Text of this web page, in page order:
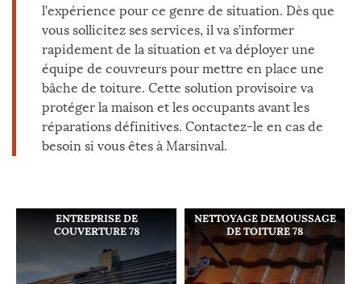
l’expérience pour ce genre de situation. Dès que
vous sollicitez ses services, il va s’informer
rapidement de la situation et va déployer une
équipe de couvreurs pour mettre en place une
bâche de toiture. Cette solution provisoire va
protéger la maison et les occupants avant les
réparations définitives. Contactez-le en cas de
besoin si vous êtes à Marsinval.
ENTREPRISE DE
COUVERTURE 78
NETTOYAGE DEMOUSSAGE
DE TOITURE 78